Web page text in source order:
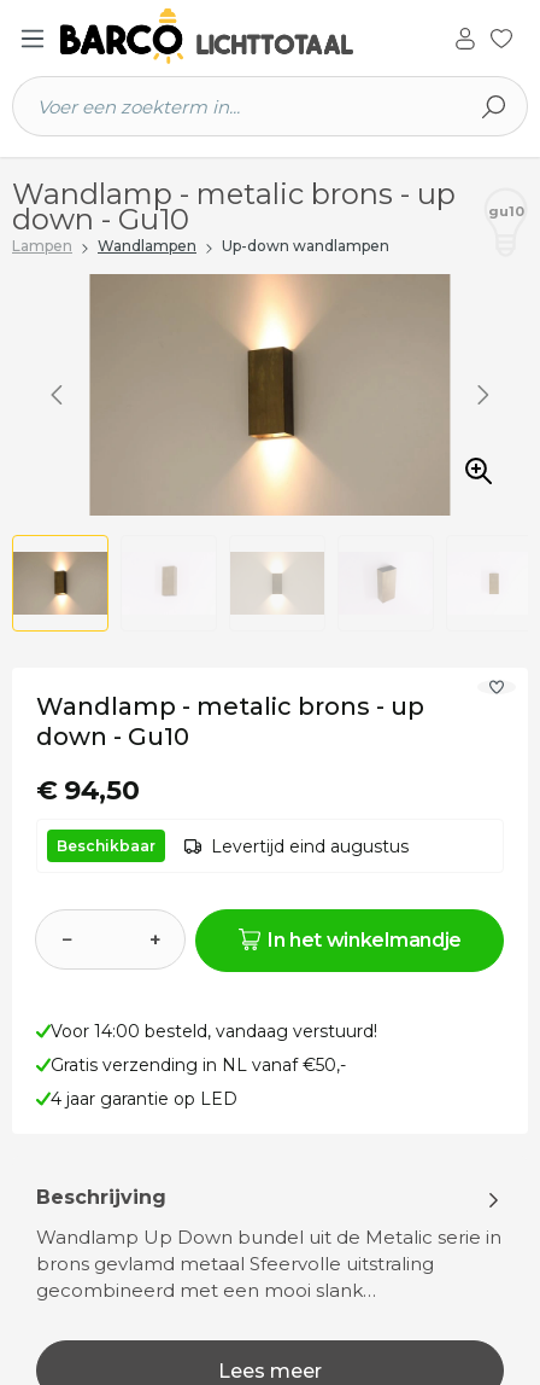
hoofdinhoud
Wandlamp - metalic brons - up
down - Gu10
Lampen Wandlampen Up-down wandlampen
gu10
Wandlamp - metalic brons - up
down - Gu10
€ 94,50
Beschikbaar Levertijd eind augustus
− + In het winkelmandje
Voor 14:00 besteld, vandaag verstuurd!
Gratis verzending in NL vanaf €50,-
4 jaar garantie op LED
Beschrijving
Wandlamp Up Down bundel uit de Metalic serie in
brons gevlamd metaal Sfeervolle uitstraling
gecombineerd met een mooi slank…
Lees meer